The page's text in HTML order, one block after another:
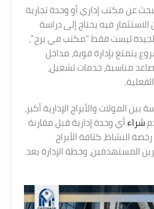
عن مكتب إداري أو وحدة تجارية
فيه يحتاج إلى دراسة
الجيدة ليست فقط “مكتب في برج”،
يتمتع بإدارة قوية، مداخل
مناسبة، خدمات تشغيل،
بين المولات والأبراج الإدارية أكبر،
شراءأي وحدة إدارية قبل مقارنة
النشاط، كثافة الأبراج
المستهدفين، وخطة الإدارة بعد